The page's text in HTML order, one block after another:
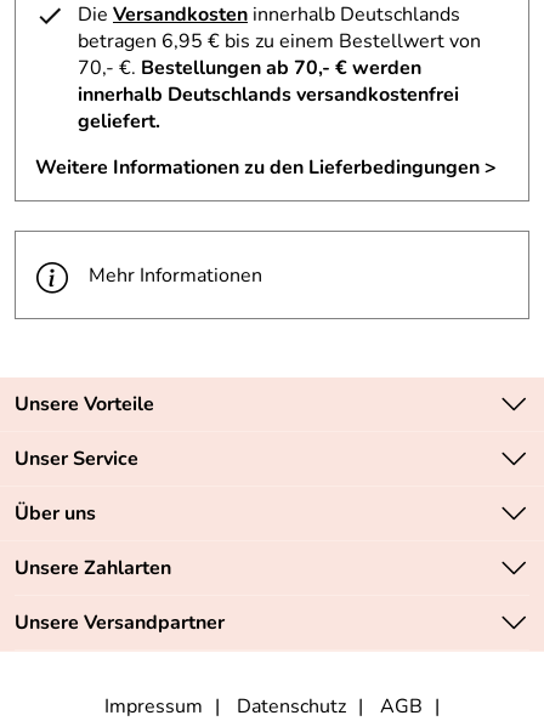
Die Versandkosten innerhalb Deutschlands
betragen 6,95 € bis zu einem Bestellwert von
70,- €. Bestellungen ab 70,- € werden
innerhalb Deutschlands versandkostenfrei
geliefert.
Weitere Informationen zu den Lieferbedingungen >
Mehr Informationen
Unsere Vorteile
Zahlungsarten: Vorkasse, PayPal, PayPal Express
Unser Service
Kontakt
Retourenabwicklung
Lieferbedingungen
Über uns
Unsere Bestseller
Neu
Unsere Zahlarten
Unsere Versandpartner
Impressum Datenschutz AGB